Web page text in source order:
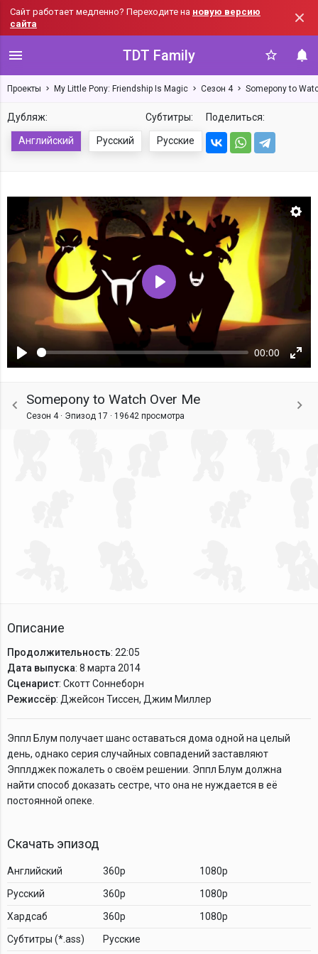
Сайт работает медленно? Переходите на новую версию
сайта
TDT Family
Проекты My Little Pony: Friendship Is Magic Сезон 4 Somepony to
Дубляж:
Английский Русский
Субтитры:
Русские
Поделиться:
Воспроизвести
00:00
Воспроизвести
Somepony to Watch Over Me
Сезон 4 · Эпизод 17 · 19642 просмотра
Описание
Продолжительность: 22:05
Дата выпуска: 8 марта 2014
Сценарист: Скотт Соннеборн
Режиссёр: Джейсон Тиссен, Джим Миллер
Эппл Блум получает шанс оставаться дома одной на целый
день, однако серия случайных совпадений заставляют
Эпплджек пожалеть о своём решении. Эппл Блум должна
найти способ доказать сестре, что она не нуждается в её
постоянной опеке.
Скачать эпизод
Английский 360p
1080p
Русский
360p
1080p
Хардсаб
360p
1080p
Cубтитры (*.ass)
Русские